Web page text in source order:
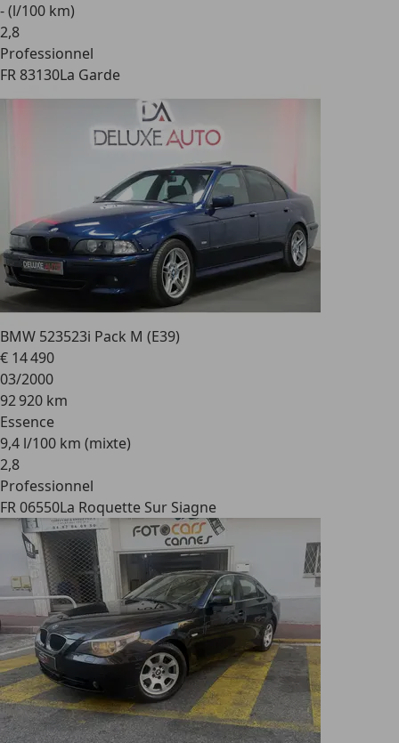
- (l/100 km)
2,8
Professionnel
FR 83130La Garde
BMW 523523i Pack M (E39)
€ 14 490
03/2000
92 920 km
Essence
9,4 l/100 km (mixte)
2,8
Professionnel
FR 06550La Roquette Sur Siagne